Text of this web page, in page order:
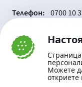
Можете
откриете
Телефон:
SWIFT/BIC:
0700 10
BIC/